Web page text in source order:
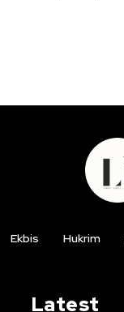
Ekbis Hukrim
Latest